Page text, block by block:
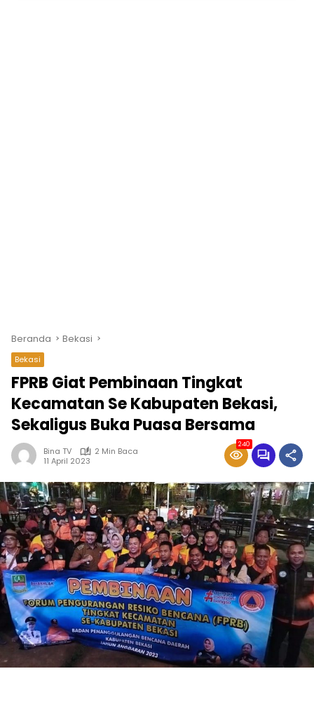
Beranda Bekasi
Bekasi
FPRB Giat Pembinaan Tingkat
Kecamatan Se Kabupaten Bekasi,
Sekaligus Buka Puasa Bersama
Bina TV
2 Min Baca
11 April 2023
240